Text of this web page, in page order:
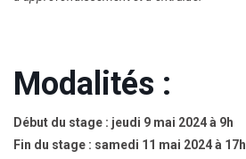
Modalités :
Début du stage : jeudi 9 mai 2024 à 9h
Fin du stage : samedi 11 mai 2024 à 17h